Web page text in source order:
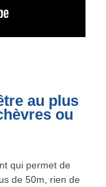
au plus
ou
qui permet de
de 50m, rien de